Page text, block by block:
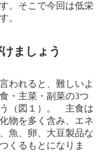
。そこで今回は低栄
。
ましょう
われると、難しいよ
・主菜・副菜の3つ
（図１）。
主食は
物を多く含み、エネ
魚、卵、大豆製品な
くるもとになりま